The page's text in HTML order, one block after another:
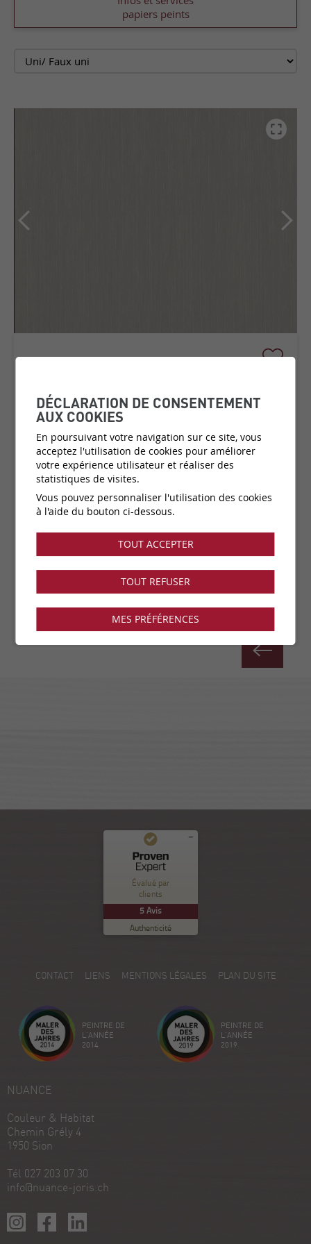
papiers peints
COLLECTION:ESSENTIALS
PALETTE
Matière:Papier peint sur intissé
Catégorie de prix: C1
Couleurs: 19 disponibles
Fabricant: Arte
Vendu par:Rouleau
Évalué par
clients
5Avis
Authenticité
Commentaires et expériences des clients pour
Nuance Sion
100
%
Recommandé sur
ProvenExpert.com
EXCELLENT
5.00
/
5
Créez votre propre sceau maintenant
18/12/2025
Voir le profil
CONTACT LIENS MENTIONS LÉGALES PLAN DU SITE
PEINTRE DE
L'ANNÉE
2014
PEINTRE DE
L'ANNÉE
2019
NUANCE
Couleur & Habitat
Chemin Grély 4
1950 Sion
Tél 027 203 07 30
info@nuance-joris.ch
DÉCLARATION DE CONSENTEMENT
AUX COOKIES
En poursuivant votre navigation sur ce site, vous
acceptez l'utilisation de cookies pour améliorer
votre expérience utilisateur et réaliser des
statistiques de visites.
Vous pouvez personnaliser l'utilisation des cookies
à l'aide du bouton ci-dessous.
TOUT ACCEPTER
TOUT REFUSER
MES PRÉFÉRENCES